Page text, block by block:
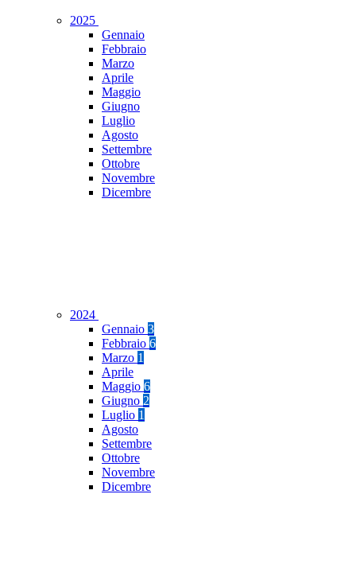
2025
Gennaio
Febbraio
Marzo
Aprile
Maggio
Giugno
Luglio
Agosto
Settembre
Ottobre
Novembre
Dicembre
2024
Gennaio 3
Febbraio 6
Marzo 1
Aprile
Maggio 6
Giugno 2
Luglio 1
Agosto
Settembre
Ottobre
Novembre
Dicembre